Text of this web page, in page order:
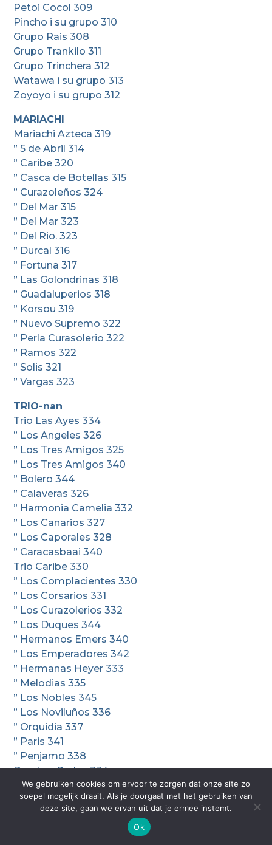
Petoi Cocol 309
Pincho i su grupo 310
Grupo Rais 308
Grupo Trankilo 311
Grupo Trinchera 312
Watawa i su grupo 313
Zoyoyo i su grupo 312
MARIACHI
Mariachi Azteca 319
” 5 de Abril 314
” Caribe 320
” Casca de Botellas 315
” Curazoleños 324
” Del Mar 315
” Del Mar 323
” Del Rio. 323
” Durcal 316
” Fortuna 317
” Las Golondrinas 318
” Guadaluperios 318
” Korsou 319
” Nuevo Supremo 322
” Perla Curasolerio 322
” Ramos 322
” Solis 321
” Vargas 323
TRIO-nan
Trio Las Ayes 334
” Los Angeles 326
” Los Tres Amigos 325
” Los Tres Amigos 340
” Bolero 344
” Calaveras 326
” Harmonia Camelia 332
” Los Canarios 327
” Los Caporales 328
” Caracasbaai 340
Trio Caribe 330
” Los Complacientes 330
” Los Corsarios 331
” Los Curazolerios 332
” Los Duques 344
” Hermanos Emers 340
” Los Emperadores 342
” Hermanas Heyer 333
” Melodias 335
” Los Nobles 345
” Los Noviluños 336
” Orquidia 337
” Paris 341
” Penjamo 338
Duo Las Perlas 334
Trio Julio Perrenal 345
” Los PrIncipes 338
” Los Romanceros 339
We gebruiken cookies om ervoor te zorgen dat onze site zo
soepel mogelijk draait. Als je doorgaat met het gebruiken van
deze site, gaan we ervan uit dat je ermee instemt.
Ok